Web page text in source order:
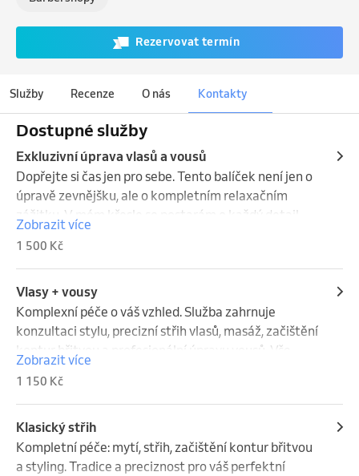
Rezervovat termín
Služby Recenze O nás Kontakty
Dostupné služby
Exkluzivní úprava vlasů a vousů
Dopřejte si čas jen pro sebe. Tento balíček není jen o
úpravě zevnějšku, ale o kompletním relaxačním
zážitku. V mém křesle se postarám o každý detail,
aby byl váš výsledek dokonalý a vy jste odcházeli
jako znovuzrození. Černá maska/masáž/Horký
ručník/Podpořím prokrvení vlasových folikulů, což
napomáhá zdravému růstu vlasů. Piling na
vlasy/Břitva
Zobrazit více
1 500 Kč
Vlasy + vousy
Komplexní péče o váš vzhled. Služba zahrnuje
konzultaci stylu, precizní střih vlasů, masáž, začištění
kontur břitvou a profesionální úpravu vousů. Vše
zakončeno mytím hlavy, relaxační péčí a finálním
stylingem.
Zobrazit více
1 150 Kč
Klasický střih
Kompletní péče: mytí, střih, začištění kontur břitvou
a styling. Tradice a preciznost pro váš perfektní